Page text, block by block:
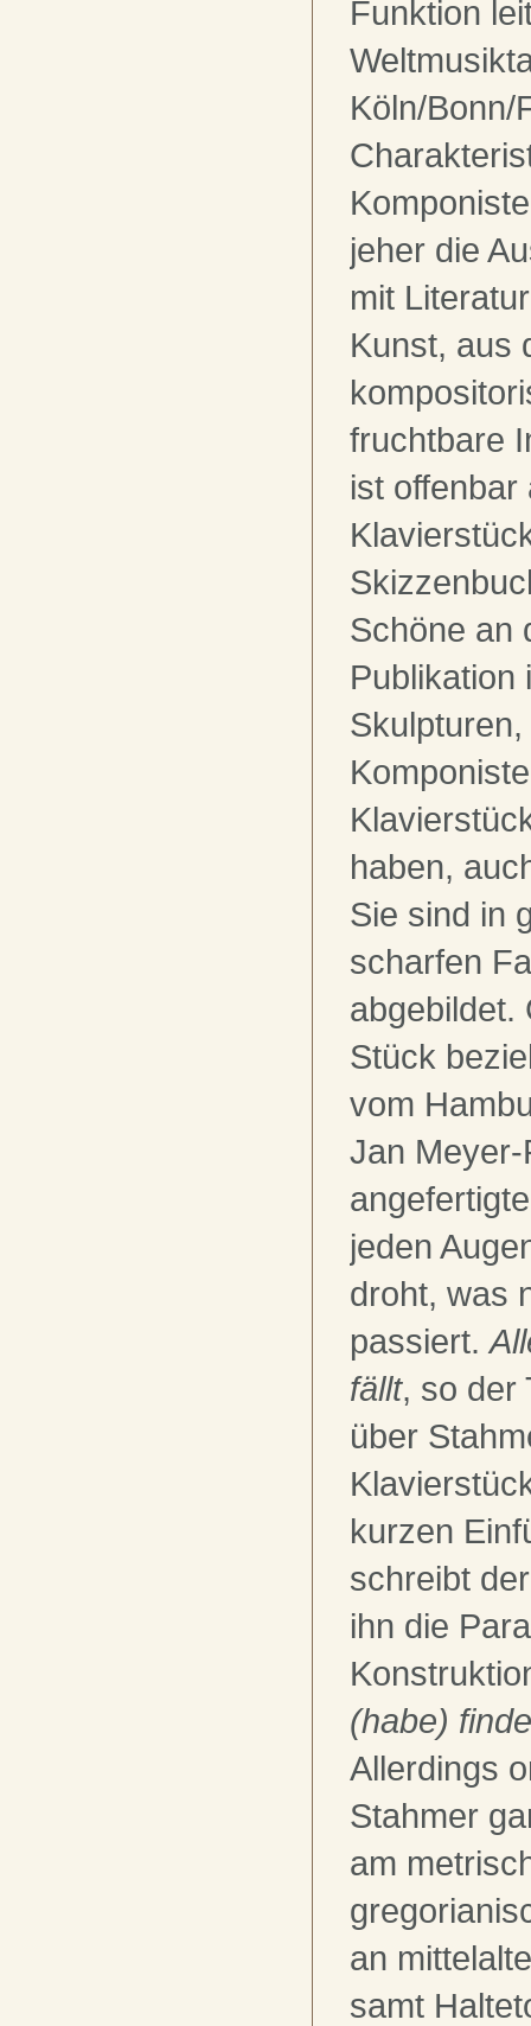
Funktion
Köln/Bonn/
jeher die
mit
Kunst, aus
fruchtbare
ist offenbar
Schöne an
Publikation
haben,
Sie sind in
scharfen
abgebildet.
Stück
vom
Jan
jeden
droht, was
passiert.
fällt, so der
über
kurzen
schreibt
ihn die
(habe)
Allerdings
Stahmer
am
an
samt